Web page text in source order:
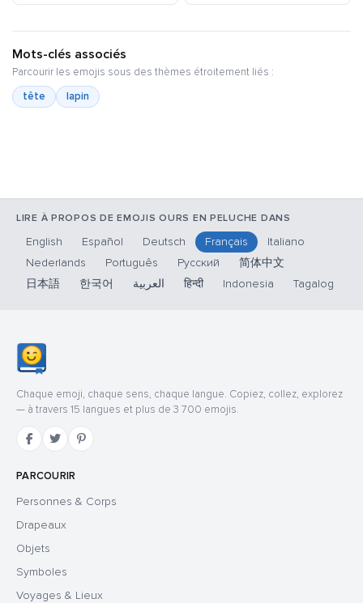
Mots-clés associés
Parcourir les emojis sous des thèmes étroitement liés :
tête
lapin
LIRE À PROPOS DE EMOJIS OURS EN PELUCHE DANS
English Español Deutsch Français
Italiano
Nederlands
Português Русский
简体中文
日本語
한국어 العربية हिन्दी Indonesia Tagalog
Chaque emoji, chaque sens, chaque langue. Copiez, collez, explorez
— à travers 15 langues et plus de 3 700 emojis.
PARCOURIR
Personnes & Corps
Drapeaux
Objets
Symboles
Voyages & Lieux